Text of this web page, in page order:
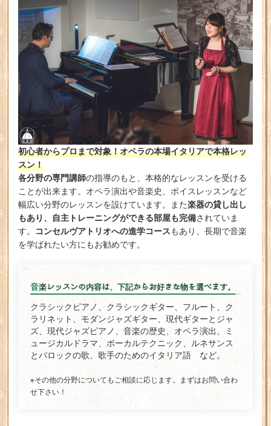
初心者からプロまで対象！オペラの本場イタリアで本格レッ
スン！
各分野の専門講師の指導のもと、本格的なレッスンを受ける
ことが出来ます。オペラ演出や音楽史、ボイスレッスンなど
幅広い分野のレッスンを設けています。また楽器の貸し出し
もあり、自主トレーニングができる部屋も完備されていま
す。 コンセルヴアトリオへの進学コースもあり、長期で音楽
を学ばれたい方にもお勧めです。
音楽レッスンの内容は、下記からお好きな物を選べます。
クラシックピアノ、クラシックギター、フルート、ク
ラリネット、モダンジャズギター、現代ギターとジャ
ズ、現代ジャズピアノ、音楽の歴史、オペラ演出、ミ
ュージカルドラマ、ボーカルテクニック、ルネサンス
とバロックの歌、歌手のためのイタリア語 など。
※その他の分野についてもご相談に応じます。
まずはお問い合わ
せ下さい！